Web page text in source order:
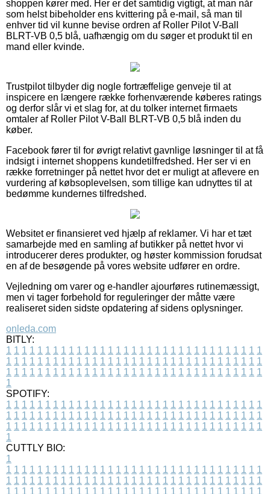
shoppen kører med. Her er det samtidig vigtigt, at man når
som helst bibeholder ens kvittering på e-mail, så man til
enhver tid vil kunne bevise ordren af Roller Pilot V-Ball
BLRT-VB 0,5 blå, uafhængig om du søger et produkt til en
mand eller kvinde.
Trustpilot tilbyder dig nogle fortræffelige genveje til at
inspicere en længere række forhenværende køberes ratings
og derfor slår vi et slag for, at du tolker internet firmaets
omtaler af Roller Pilot V-Ball BLRT-VB 0,5 blå inden du
køber.
Facebook fører til for øvrigt relativt gavnlige løsninger til at få
indsigt i internet shoppens kundetilfredshed. Her ser vi en
række forretninger på nettet hvor det er muligt at aflevere en
vurdering af købsoplevelsen, som tillige kan udnyttes til at
bedømme kundernes tilfredshed.
Websitet er finansieret ved hjælp af reklamer. Vi har et tæt
samarbejde med en samling af butikker på nettet hvor vi
introducerer deres produkter, og høster kommission forudsat
en af de besøgende på vores website udfører en ordre.
Vejledning om varer og e-handler ajourføres rutinemæssigt,
men vi tager forbehold for reguleringer der måtte være
realiseret siden sidste opdatering af sidens oplysninger.
onleda.com
BITLY:
1 1 1 1 1 1 1 1 1 1 1 1 1 1 1 1 1 1 1 1 1 1 1 1 1 1 1 1 1 1 1 1 1
1 1 1 1 1 1 1 1 1 1 1 1 1 1 1 1 1 1 1 1 1 1 1 1 1 1 1 1 1 1 1 1 1
1 1 1 1 1 1 1 1 1 1 1 1 1 1 1 1 1 1 1 1 1 1 1 1 1 1 1 1 1 1 1 1 1
1
SPOTIFY:
1 1 1 1 1 1 1 1 1 1 1 1 1 1 1 1 1 1 1 1 1 1 1 1 1 1 1 1 1 1 1 1 1
1 1 1 1 1 1 1 1 1 1 1 1 1 1 1 1 1 1 1 1 1 1 1 1 1 1 1 1 1 1 1 1 1
1 1 1 1 1 1 1 1 1 1 1 1 1 1 1 1 1 1 1 1 1 1 1 1 1 1 1 1 1 1 1 1 1
1
CUTTLY BIO:
1
1 1 1 1 1 1 1 1 1 1 1 1 1 1 1 1 1 1 1 1 1 1 1 1 1 1 1 1 1 1 1 1 1
1 1 1 1 1 1 1 1 1 1 1 1 1 1 1 1 1 1 1 1 1 1 1 1 1 1 1 1 1 1 1 1 1
1 1 1 1 1 1 1 1 1 1 1 1 1 1 1 1 1 1 1 1 1 1 1 1 1 1 1 1 1 1 1 1 1